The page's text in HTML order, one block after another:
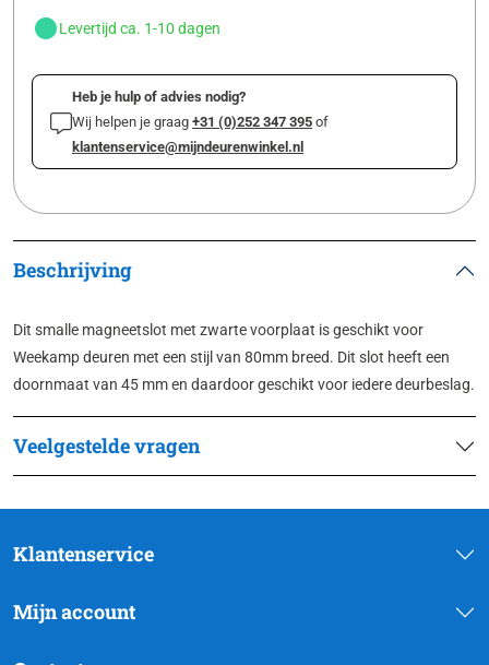
Levertijd ca. 1-10 dagen
Heb je hulp of advies nodig?
Wij helpen je graag +31 (0)252 347 395 of
klantenservice@mijndeurenwinkel.nl
Beschrijving
Dit smalle magneetslot met zwarte voorplaat is geschikt voor
Weekamp deuren met een stijl van 80mm breed. Dit slot heeft een
doornmaat van 45 mm en daardoor geschikt voor iedere deurbeslag.
Veelgestelde vragen
Klantenservice
Mijn account